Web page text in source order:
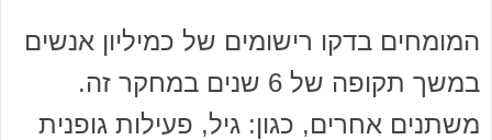
המומחים בדקו רישומים של כמיליון אנשים
במשך תקופה של 6 שנים במחקר זה.
משתנים אחרים, כגון: גיל, פעילות גופנית